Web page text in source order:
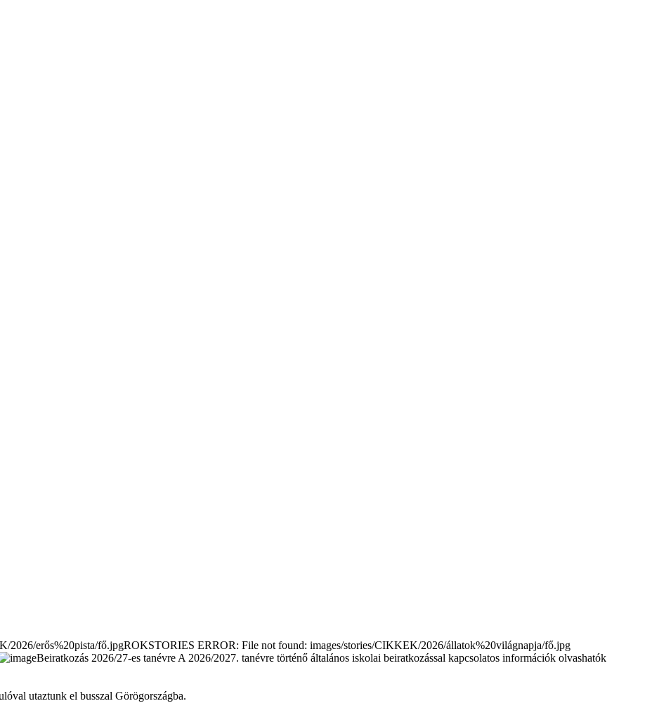
erős%20pista/fő.jpgROKSTORIES ERROR: File not found: images/stories/CIKKEK/2026/állatok%20világnapja/fő.jpg
Beiratkozás 2026/27-es tanévre A 2026/2027. tanévre történő általános iskolai beiratkozással kapcsolatos információk olvashatók
utaztunk el busszal Görögországba.